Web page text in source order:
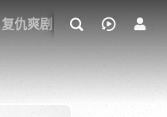
复仇爽剧 玄幻武侠 奇幻